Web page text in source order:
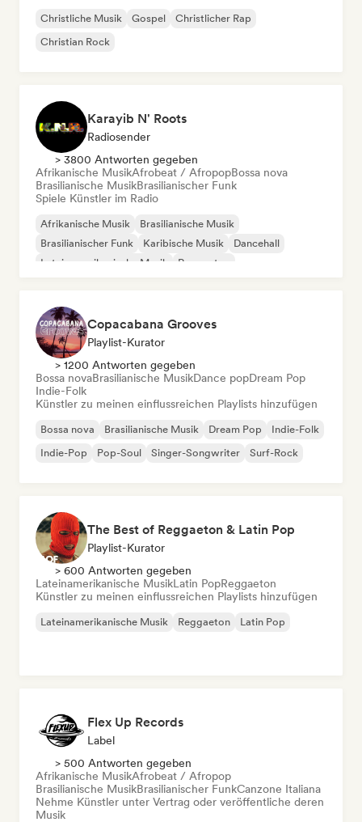
Christliche Musik Gospel
Christlicher Rap
Christian Rock
Karayib N' Roots
Radiosender
> 3800 Antworten gegeben
Afrikanische MusikAfrobeat / AfropopBossa nova
Brasilianische MusikBrasilianischer Funk
Spiele Künstler im Radio
Afrikanische Musik
Brasilianische Musik
Brasilianischer Funk
Karibische Musik
Dancehall
Lateinamerikanische Musik
Reggaeton
Copacabana Grooves
Playlist-Kurator
> 1200 Antworten gegeben
Bossa novaBrasilianische MusikDance popDream Pop
Indie-Folk
Künstler zu meinen einflussreichen Playlists hinzufügen
Bossa nova Brasilianische Musik Dream Pop
Indie-Folk
Indie-Pop
Pop-Soul Singer-Songwriter Surf-Rock
The Best of Reggaeton & Latin Pop
Playlist-Kurator
> 600 Antworten gegeben
Lateinamerikanische MusikLatin PopReggaeton
Künstler zu meinen einflussreichen Playlists hinzufügen
Lateinamerikanische Musik Reggaeton Latin Pop
Flex Up Records
Label
> 500 Antworten gegeben
Afrikanische MusikAfrobeat / Afropop
Brasilianische MusikBrasilianischer FunkCanzone Italiana
Nehme Künstler unter Vertrag oder veröffentliche deren
Musik